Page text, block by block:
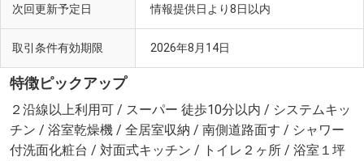
次回更新予定日 情報提供日より8日以内
取引条件有効期限 2026年8月14日
特徴ピックアップ
２沿線以上利用可 / スーパー 徒歩10分以内 / システムキッ
チン / 浴室乾燥機 / 全居室収納 / 南側道路面す / シャワー
付洗面化粧台 / 対面式キッチン / トイレ２ヶ所 / 浴室１坪